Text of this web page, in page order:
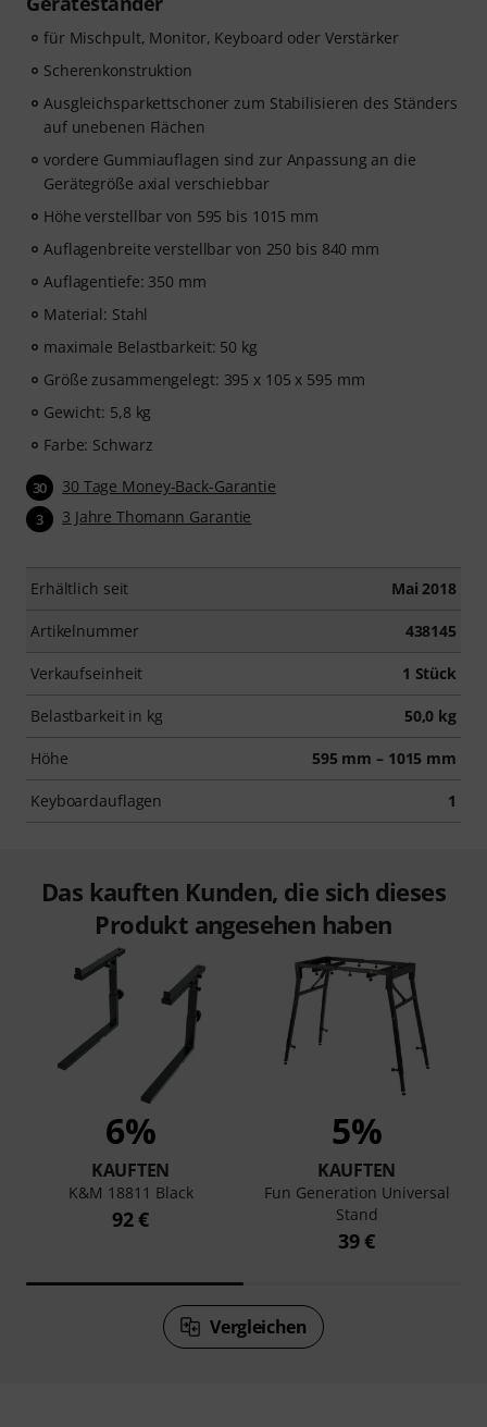
für Mischpult, Monitor, Keyboard oder Verstärker
Scherenkonstruktion
Ausgleichsparkettschoner zum Stabilisieren des Ständers
auf unebenen Flächen
vordere Gummiauflagen sind zur Anpassung an die
Gerätegröße axial verschiebbar
Höhe verstellbar von 595 bis 1015 mm
Auflagenbreite verstellbar von 250 bis 840 mm
Auflagentiefe: 350 mm
Material: Stahl
maximale Belastbarkeit: 50 kg
Größe zusammengelegt: 395 x 105 x 595 mm
Gewicht: 5,8 kg
Farbe: Schwarz
30 30 Tage Money-Back-Garantie
3 3 Jahre Thomann Garantie
Erhältlich seit Mai 2018
Artikelnummer 438145
Verkaufseinheit 1 Stück
Belastbarkeit in kg 50,0 kg
Höhe 595 mm – 1015 mm
Keyboardauflagen 1
Das kauften Kunden, die sich dieses
Produkt angesehen haben
6%
KAUFTEN
K&M 18811 Black
92 €
5%
KAUFTEN
Fun Generation Universal
Stand
39 €
Vergleichen